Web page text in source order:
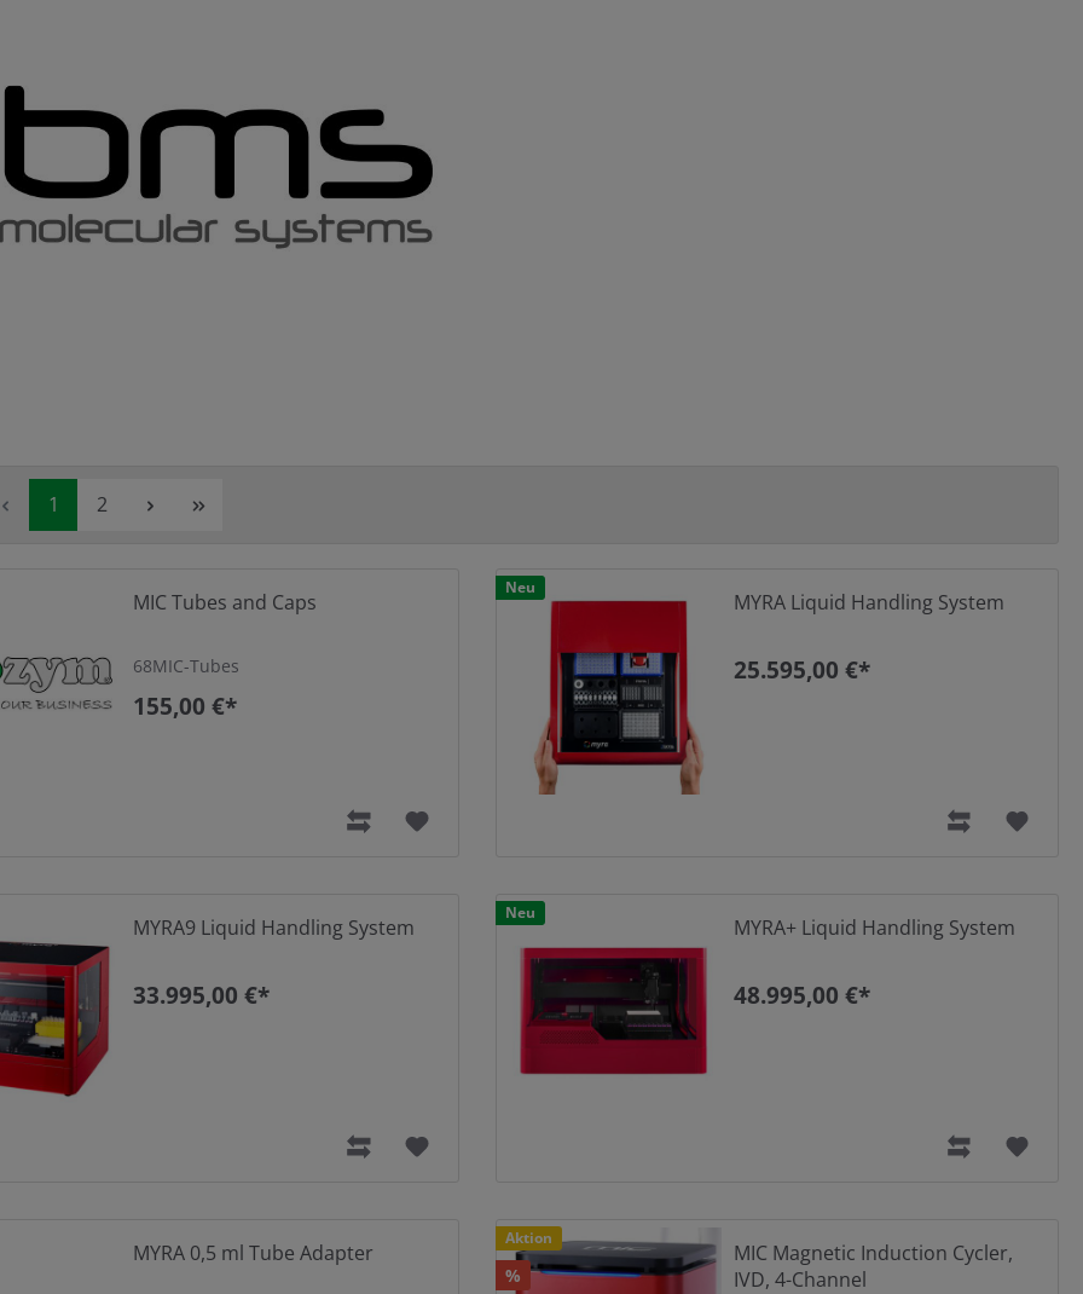
Seite
1 Seite
2
MIC Tubes and Caps
68MIC-Tubes
155,00 €*
Neu
MYRA Liquid Handling System
25.595,00 €*
MYRA9 Liquid Handling System
33.995,00 €*
Neu
MYRA+ Liquid Handling System
48.995,00 €*
MYRA 0,5 ml Tube Adapter
Aktion
Rabatt
%
MIC Magnetic Induction Cycler,
IVD, 4-Channel